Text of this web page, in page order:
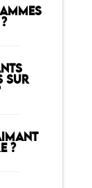
SUR
?